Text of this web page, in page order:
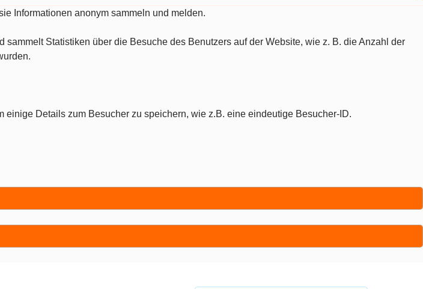
Informationen anonym sammeln und melden.
Statistiken über die Besuche des Benutzers auf der Website, wie z. B. die Anzahl der
einige Details zum Besucher zu speichern, wie z.B. eine eindeutige Besucher-ID.